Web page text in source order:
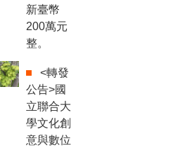
新臺幣
200萬元
整。
<轉發
公告>國
立聯合大
學文化創
意與數位